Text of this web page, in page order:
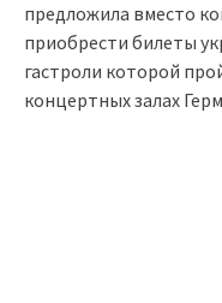
предложила вместо
приобрести билеты
гастроли которой
концертных залах